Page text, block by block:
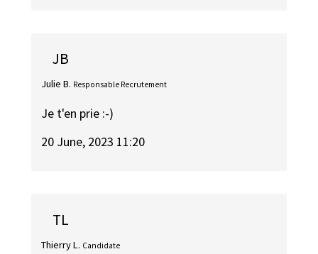
JB
Julie B. Responsable Recrutement
Je t'en prie :-)
20 June, 2023 11:20
TL
Thierry L. Candidate